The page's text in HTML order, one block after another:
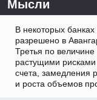
Мысли
В некоторых
разрешено в
Третья по величине
растущими
счета, замедления
и роста объемов